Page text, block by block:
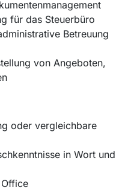
für das Steuerbüro
Betreuung
von Angeboten,
oder vergleichbare
in Wort und